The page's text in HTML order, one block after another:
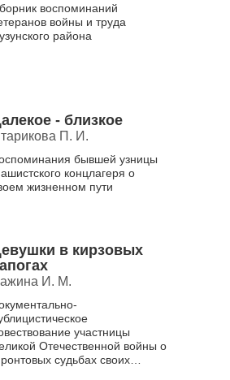
воспоминаний
войны и труда
района
- близкое
П. И.
бывшей узницы
концлагеря о
жизненном пути
в кирзовых
И. М.
участницы
Отечественной войны о
судьбах своих